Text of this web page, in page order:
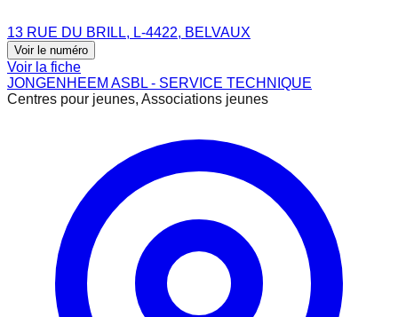
13 RUE DU BRILL, L-4422, BELVAUX
Voir le numéro
Voir la fiche
JONGENHEEM ASBL - SERVICE TECHNIQUE
Centres pour jeunes, Associations jeunes